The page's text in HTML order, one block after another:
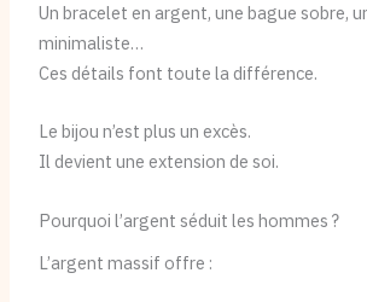
Un bracelet en argent, une bague sobre,
minimaliste…
Ces détails font toute la différence.
Le bijou n’est plus un excès.
Il devient une extension de soi.
Pourquoi l’argent séduit les hommes ?
L’argent massif offre :